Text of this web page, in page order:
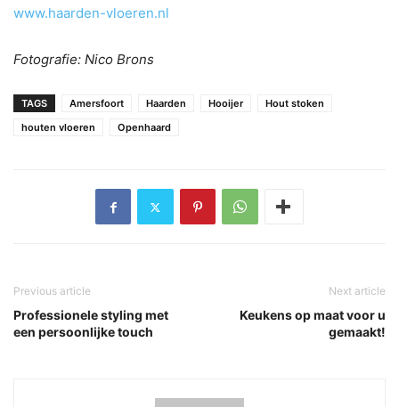
www.haarden-vloeren.nl
Fotografie: Nico Brons
TAGS Amersfoort Haarden Hooijer
Hout stoken
houten vloeren
Openhaard
Previous article
Professionele styling met
een persoonlijke touch
Next article
Keukens op maat voor u
gemaakt!